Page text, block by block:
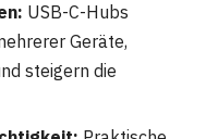
USB-C-Hubs
Geräte,
steigern die